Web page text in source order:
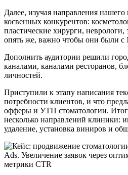
Далее, изучая направления нашего
косвенных конкурентов:
пластические хирурги,
опять же, важно чтобы они были с
Дополнить аудитории решили
каналами, каналами ресторанов,
личностей.
Приступили к этапу написания
потребности клиентов, и что
офферы и УТП стоматологии.
несколько направлений клиники:
удаление, установка виниров и